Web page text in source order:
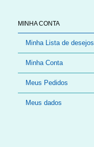
MINHA CONTA
Minha Lista de desejos
Minha Conta
Meus Pedidos
Meus dados